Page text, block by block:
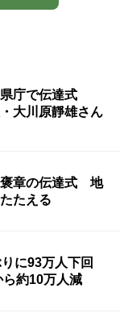
庁で伝達式
大川原靜雄さん
褒章の伝達式 地
たえる
に93万人下回
約10万人減